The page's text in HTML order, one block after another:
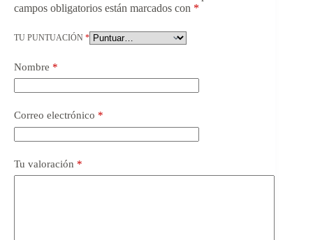
campos obligatorios están marcados con *
TU PUNTUACIÓN *
Nombre *
Correo electrónico *
Tu valoración *